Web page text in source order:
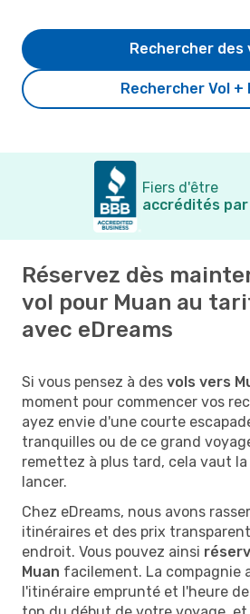
Rechercher Vol +
Rechercher des
Fiers d'être
accrédités par
Réservez dès
vol pour Muan au
avec eDreams
Si vous pensez à des vols vers
moment pour commencer vos
ayez envie d'une courte
tranquilles ou de ce grand
remettez à plus tard, cela vaut
lancer.
Chez eDreams, nous avons
itinéraires et des prix
endroit. Vous pouvez ainsi
Muan facilement. La compagnie
l'itinéraire emprunté et l'heure